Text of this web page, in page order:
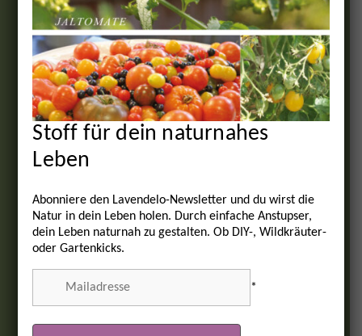
Stoff für dein naturnahes
Leben
Abonniere den Lavendelo-Newsletter und du wirst die
Natur in dein Leben holen. Durch einfache Anstupser,
dein Leben naturnah zu gestalten. Ob DIY-, Wildkräuter-
oder Gartenkicks.
*